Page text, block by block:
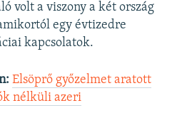
volt a viszony a két ország
egy évtizedre
kapcsolatok.
Elsöprő győzelmet aratott
nélküli azeri